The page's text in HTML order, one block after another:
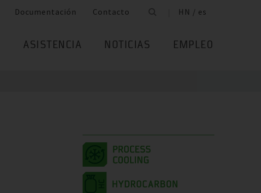
Documentación Contacto HN / es
ASISTENCIA NOTICIAS EMPLEO